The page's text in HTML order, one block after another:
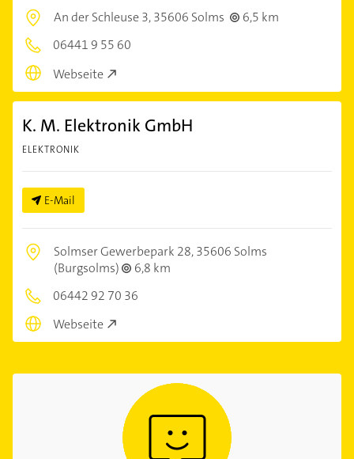
An der Schleuse 3,35606 Solms
6,5 km
06441 9 55 60
Webseite
K. M. Elektronik GmbH
ELEKTRONIK
E-Mail
Solmser Gewerbepark 28,35606 Solms
(Burgsolms)
6,8 km
06442 92 70 36
Webseite